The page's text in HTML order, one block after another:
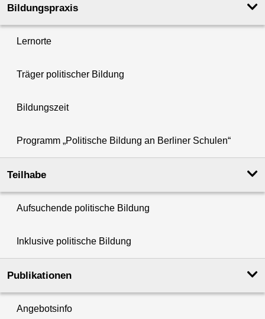
Bildungspraxis
Lernorte
Träger politischer Bildung
Bildungszeit
Programm „Politische Bildung an Berliner Schulen“
Teilhabe
Aufsuchende politische Bildung
Inklusive politische Bildung
Publikationen
Angebotsinfo